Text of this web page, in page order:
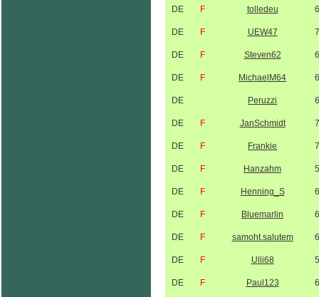
DE F tolledeu
DE F UEW47
DE F Steven62
DE F MichaelM64
DE Peruzzi
DE F JanSchmidt
DE F Frankie
DE F Hanzahm
DE F Henning_S
DE F Bluemarlin
DE F samoht.salutem
DE F Ulli68
DE F Paul123